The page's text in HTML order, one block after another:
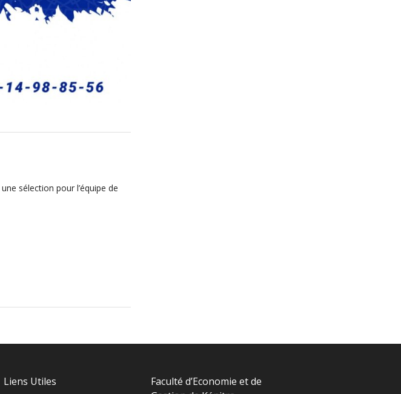
une sélection pour l’équipe de
Liens Utiles
Faculté d’Economie et de